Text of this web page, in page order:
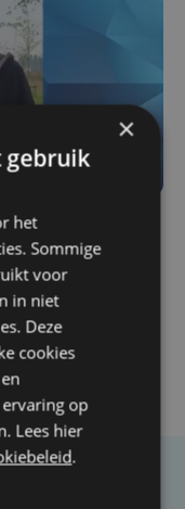
is na
×
gebruik
het
Sommige
voor
in niet
Deze
cookies
op
Lees hier
.